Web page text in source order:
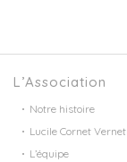
L’Association
Notre histoire
Lucile Cornet Vernet
L’équipe